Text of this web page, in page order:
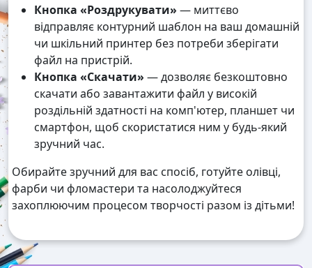
Кнопка «Роздрукувати» — миттєво
відправляє контурний шаблон на ваш домашній
чи шкільний принтер без потреби зберігати
файл на пристрій.
Кнопка «Скачати» — дозволяє безкоштовно
скачати або завантажити файл у високій
роздільній здатності на комп'ютер, планшет чи
смартфон, щоб скористатися ним у будь-який
зручний час.
Обирайте зручний для вас спосіб, готуйте олівці,
фарби чи фломастери та насолоджуйтеся
захоплюючим процесом творчості разом із дітьми!